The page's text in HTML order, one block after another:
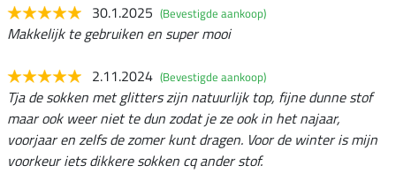
30.1.2025 (Bevestigde aankoop)
Makkelijk te gebruiken en super mooi
2.11.2024 (Bevestigde aankoop)
Tja de sokken met glitters zijn natuurlijk top, fijne dunne stof
maar ook weer niet te dun zodat je ze ook in het najaar,
voorjaar en zelfs de zomer kunt dragen. Voor de winter is mijn
voorkeur iets dikkere sokken cq ander stof.